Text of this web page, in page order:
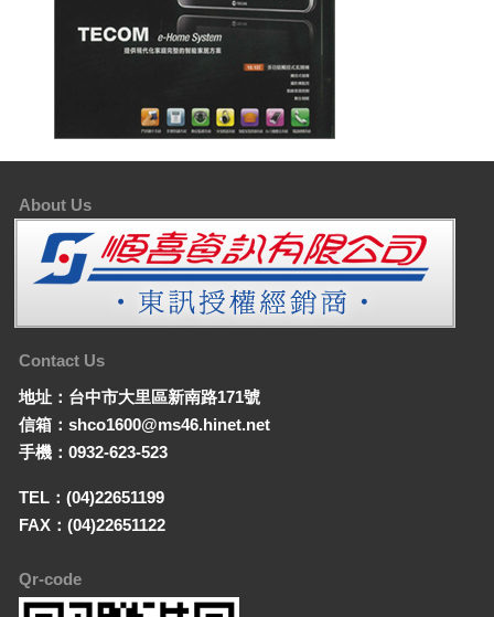
About Us
Contact Us
地址：台中市大里區新南路171號
信箱：shco1600@ms46.hinet.net
手機：0932-623-523
TEL：(04)22651199
FAX：(04)22651122
Qr-code